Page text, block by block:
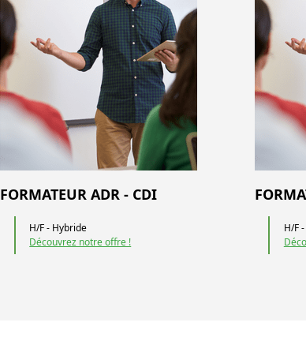
FORMATEUR ADR - CDI
H/F - Hybride
Découvrez notre offre !
H/F